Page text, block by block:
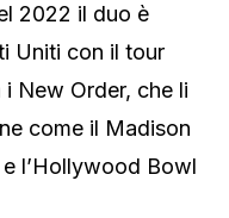
2022 il duo è
Uniti con il tour
New Order, che li
come il Madison
l’Hollywood Bowl